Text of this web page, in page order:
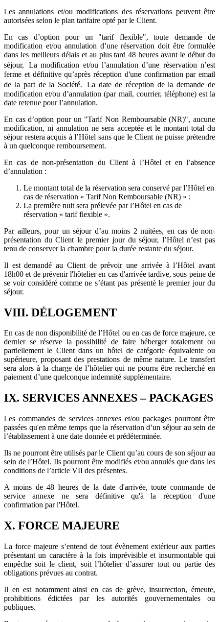
Les annulations et/ou modifications des réservations peuvent être
autorisées selon le plan tarifaire opté par le Client.
En cas d’option pour un "tarif flexible", toute demande de
modification et/ou annulation d’une réservation doit être formulée
dans les meilleurs délais et au plus tard 48 heures avant le début du
séjour, La modification et/ou l’annulation d’une réservation n’est
ferme et définitive qu’après réception d'une confirmation par email
de la part de la Société. La date de réception de la demande de
modification et/ou d’annulation (par mail, courrier, téléphone) est la
date retenue pour l’annulation.
En cas d’option pour un "Tarif Non Remboursable (NR)", aucune
modification, ni annulation ne sera acceptée et le montant total du
séjour restera acquis à l’Hôtel sans que le Client ne puisse prétendre
à un quelconque remboursement.
En cas de non-présentation du Client à l’Hôtel et en l’absence
d’annulation :
Le montant total de la réservation sera conservé par l’Hôtel en
cas de réservation « Tarif Non Remboursable (NR) » ;
La première nuit sera prélevée par l’Hôtel en cas de
réservation « tarif flexible ».
Par ailleurs, pour un séjour d’au moins 2 nuitées, en cas de non-
présentation du Client le premier jour du séjour, l’Hôtel n’est pas
tenu de conserver la chambre pour la durée restante du séjour.
Il est demandé au Client de prévoir une arrivée à l’Hôtel avant
18h00 et de prévenir l'hôtelier en cas d'arrivée tardive, sous peine de
se voir considéré comme ne s’étant pas présenté le premier jour du
séjour.
VIII. DÉLOGEMENT
En cas de non disponibilité de l’Hôtel ou en cas de force majeure, ce
dernier se réserve la possibilité de faire héberger totalement ou
partiellement le Client dans un hôtel de catégorie équivalente ou
supérieure, proposant des prestations de même nature. Le transfert
sera alors à la charge de l’hôtelier qui ne pourra être recherché en
paiement d’une quelconque indemnité supplémentaire.
IX. SERVICES ANNEXES – PACKAGES
Les commandes de services annexes et/ou packages pourront être
passées qu'en même temps que la réservation d’un séjour au sein de
l’établissement à une date donnée et prédéterminée.
Ils ne pourront être utilisés par le Client qu’au cours de son séjour au
sein de l’Hôtel. Ils pourront être modifiés et/ou annulés que dans les
conditions de l’article VII des présentes.
A moins de 48 heures de la date d'arrivée, toute commande de
service annexe ne sera définitive qu'à la réception d'une
confirmation par l'Hôtel.
X. FORCE MAJEURE
La force majeure s’entend de tout évènement extérieur aux parties
présentant un caractère à la fois imprévisible et insurmontable qui
empêche soit le client, soit l’hôtelier d’assurer tout ou partie des
obligations prévues au contrat.
Il en est notamment ainsi en cas de grève, insurrection, émeute,
prohibitions édictées par les autorités gouvernementales ou
publiques.